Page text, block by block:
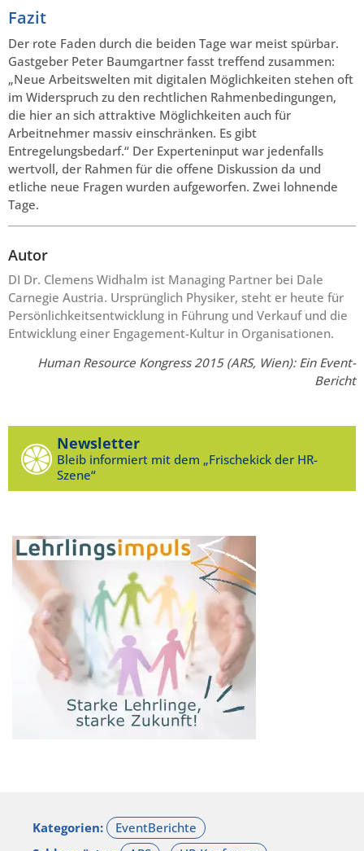
Fazit
Der rote Faden durch die beiden Tage war meist spürbar.
Gastgeber Peter Baumgartner fasst treffend zusammen:
„Neue Arbeitswelten mit digitalen Möglichkeiten stehen oft
im Widerspruch zu den rechtlichen Rahmenbedingungen,
die hier an sich attraktive Möglichkeiten auch für
Arbeitnehmer massiv einschränken. Es gibt
Entregelungsbedarf.“ Der Experteninput war jedenfalls
wertvoll, der Rahmen für die offene Diskussion da und
etliche neue Fragen wurden aufgeworfen. Zwei lohnende
Tage.
Autor
DI Dr. Clemens Widhalm ist Managing Partner bei Dale
Carnegie Austria. Ursprünglich Physiker, steht er heute für
Persönlichkeitsentwicklung in Führung und Verkauf und die
Entwicklung einer Engagement-Kultur in Organisationen.
Human Resource Kongress 2015 (ARS, Wien): Ein Event-
Bericht
Newsletter
Bleib informiert mit dem „Frischekick der HR-
Szene“
Kategorien: